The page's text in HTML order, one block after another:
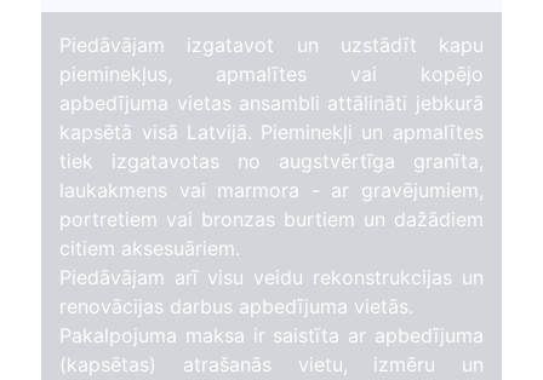
Piedāvājam izgatavot un uzstādīt kapu
pieminekļus, apmalītes vai kopējo
apbedījuma vietas ansambli attālināti jebkurā
kapsētā visā Latvijā. Pieminekļi un apmalītes
tiek izgatavotas no augstvērtīga granīta,
laukakmens vai marmora - ar gravējumiem,
portretiem vai bronzas burtiem un dažādiem
citiem aksesuāriem.
Piedāvājam arī visu veidu rekonstrukcijas un
renovācijas darbus apbedījuma vietās.
Pakalpojuma maksa ir saistīta ar apbedījuma
(kapsētas) atrašanās vietu, izmēru un